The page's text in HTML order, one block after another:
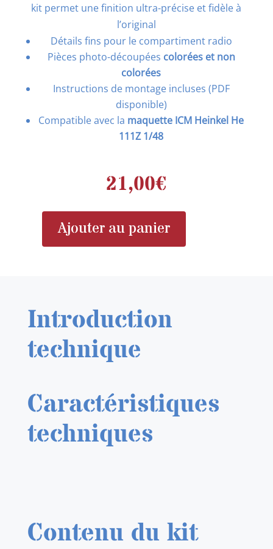
kit permet une finition ultra-précise et fidèle à
l’original
Détails fins pour le compartiment radio
Pièces photo-découpées colorées et non
colorées
Instructions de montage incluses (PDF
disponible)
Compatible avec la maquette ICM Heinkel He
111Z 1/48
21,00€
quantité
111Z
compartment
Ajouter au panier
Introduction
technique
Caractéristiques
techniques
Contenu du kit